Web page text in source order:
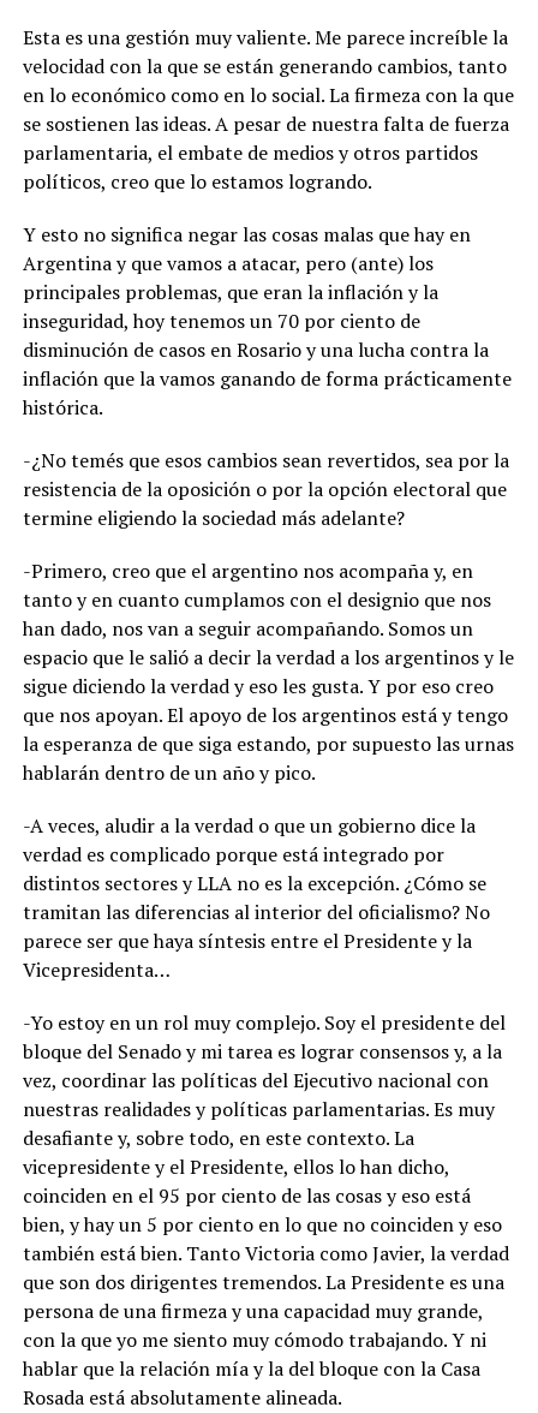
Esta es una gestión muy valiente. Me parece increíble la
velocidad con la que se están generando cambios, tanto
en lo económico como en lo social. La firmeza con la que
se sostienen las ideas. A pesar de nuestra falta de fuerza
parlamentaria, el embate de medios y otros partidos
políticos, creo que lo estamos logrando.
Y esto no significa negar las cosas malas que hay en
Argentina y que vamos a atacar, pero (ante) los
principales problemas, que eran la inflación y la
inseguridad, hoy tenemos un 70 por ciento de
disminución de casos en Rosario y una lucha contra la
inflación que la vamos ganando de forma prácticamente
histórica.
-¿No temés que esos cambios sean revertidos, sea por la
resistencia de la oposición o por la opción electoral que
termine eligiendo la sociedad más adelante?
-Primero, creo que el argentino nos acompaña y, en
tanto y en cuanto cumplamos con el designio que nos
han dado, nos van a seguir acompañando. Somos un
espacio que le salió a decir la verdad a los argentinos y le
sigue diciendo la verdad y eso les gusta. Y por eso creo
que nos apoyan. El apoyo de los argentinos está y tengo
la esperanza de que siga estando, por supuesto las urnas
hablarán dentro de un año y pico.
-A veces, aludir a la verdad o que un gobierno dice la
verdad es complicado porque está integrado por
distintos sectores y LLA no es la excepción. ¿Cómo se
tramitan las diferencias al interior del oficialismo? No
parece ser que haya síntesis entre el Presidente y la
Vicepresidenta…
-Yo estoy en un rol muy complejo. Soy el presidente del
bloque del Senado y mi tarea es lograr consensos y, a la
vez, coordinar las políticas del Ejecutivo nacional con
nuestras realidades y políticas parlamentarias. Es muy
desafiante y, sobre todo, en este contexto. La
vicepresidente y el Presidente, ellos lo han dicho,
coinciden en el 95 por ciento de las cosas y eso está
bien, y hay un 5 por ciento en lo que no coinciden y eso
también está bien. Tanto Victoria como Javier, la verdad
que son dos dirigentes tremendos. La Presidente es una
persona de una firmeza y una capacidad muy grande,
con la que yo me siento muy cómodo trabajando. Y ni
hablar que la relación mía y la del bloque con la Casa
Rosada está absolutamente alineada.